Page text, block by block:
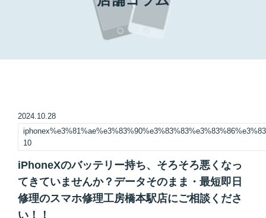
2024.10.28
10
iPhoneXのバッテリー持ち、そろそろ悪くなっ
てきていませんか？データそのまま・最短即日
修理のスマホ修理工房橋本駅店にご相談くださ
い！！